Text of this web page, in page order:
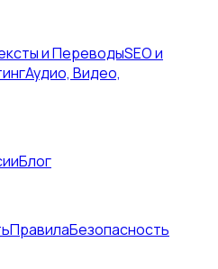
и ПереводыSEO и
Аудио, Видео,
Блог
ПравилаБезопасность